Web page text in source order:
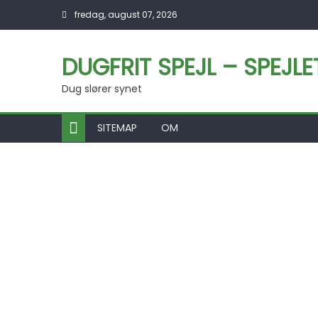
Skip to contentfredag, august 07, 2026
DUGFRIT SPEJL –
Dug slører synet
SITEMAP OM